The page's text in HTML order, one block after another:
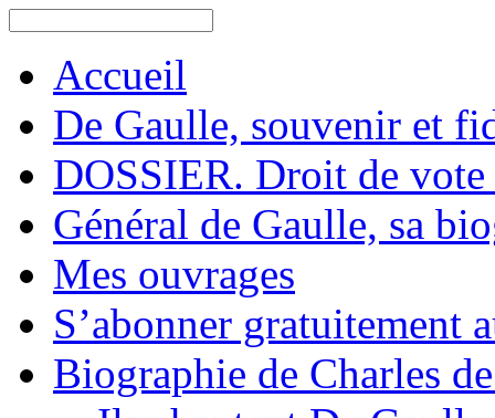
Accueil
De Gaulle, souvenir et
DOSSIER. Droit de vote
Général de Gaulle, sa
Mes ouvrages
S’abonner gratuitement
Biographie de Charles